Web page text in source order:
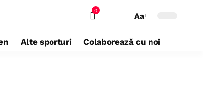
0
Aa
Alte sporturi Colaborează cu noi